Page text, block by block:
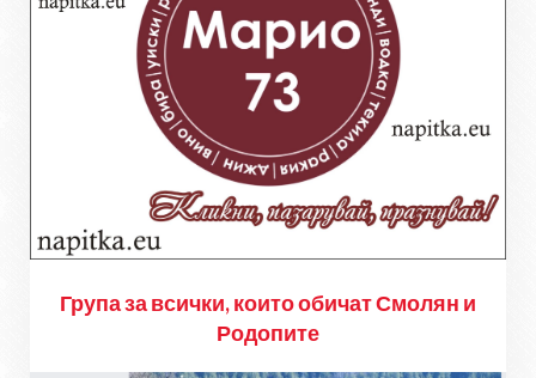
Група за всички, които обичат Смолян и
Родопите